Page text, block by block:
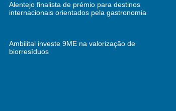
Alentejo finalista de prémio para destinos
internacionais orientados pela gastronomia
Ambilital investe 9ME na valorização de
biorresíduos